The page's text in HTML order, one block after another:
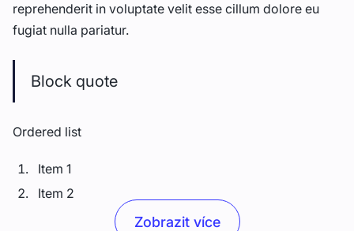
reprehenderit in voluptate velit esse cillum dolore eu
fugiat nulla pariatur.
Block quote
Ordered list
Item 1
Item 2
Zobrazit více